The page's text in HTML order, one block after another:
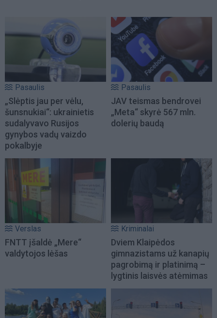
Pasaulis
„Slėptis jau per vėlu,
šunsnukiai“: ukrainietis
sudalyvavo Rusijos
gynybos vadų vaizdo
pokalbyje
Pasaulis
JAV teismas bendrovei
„Meta“ skyrė 567 mln.
dolerių baudą
Verslas
FNTT įšaldė „Mere“
valdytojos lėšas
Kriminalai
Dviem Klaipėdos
gimnazistams už kanapių
pagrobimą ir platinimą –
lygtinis laisvės atėmimas